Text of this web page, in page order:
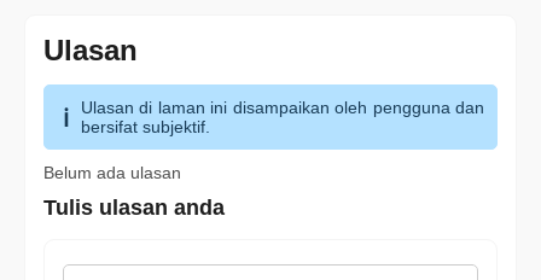
Ulasan
Ulasan di laman ini disampaikan oleh pengguna dan
bersifat subjektif.
Belum ada ulasan
Tulis ulasan anda